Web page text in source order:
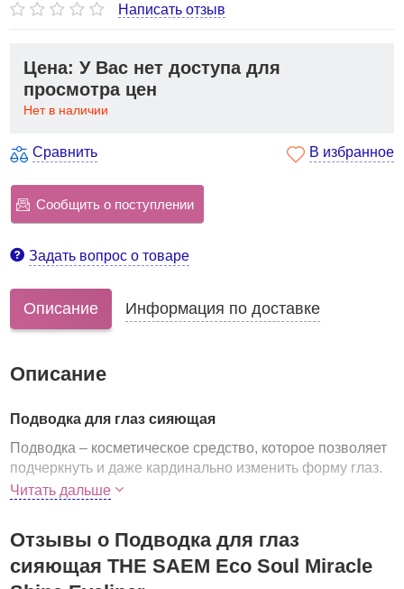
Написать отзыв
Цена: У Вас нет доступа для
просмотра цен
Нет в наличии
Сравнить В избранное
Сообщить о поступлении
Задать вопрос о товаре
Описание Информация по доставке
Описание
Подводка для глаз сияющая
Подводка – косметическое средство, которое позволяет
подчеркнуть и даже кардинально изменить форму глаз.
Сияющая подводка от The Saem поможет не только
выразительными, придать взгляду глубину и
притягательное сияние.
Удобная кисточка позволяет создать ровные линии, а
Читать дальше
Отзывы о Подводка для глаз
сияющая THE SAEM Eco Soul Miracle